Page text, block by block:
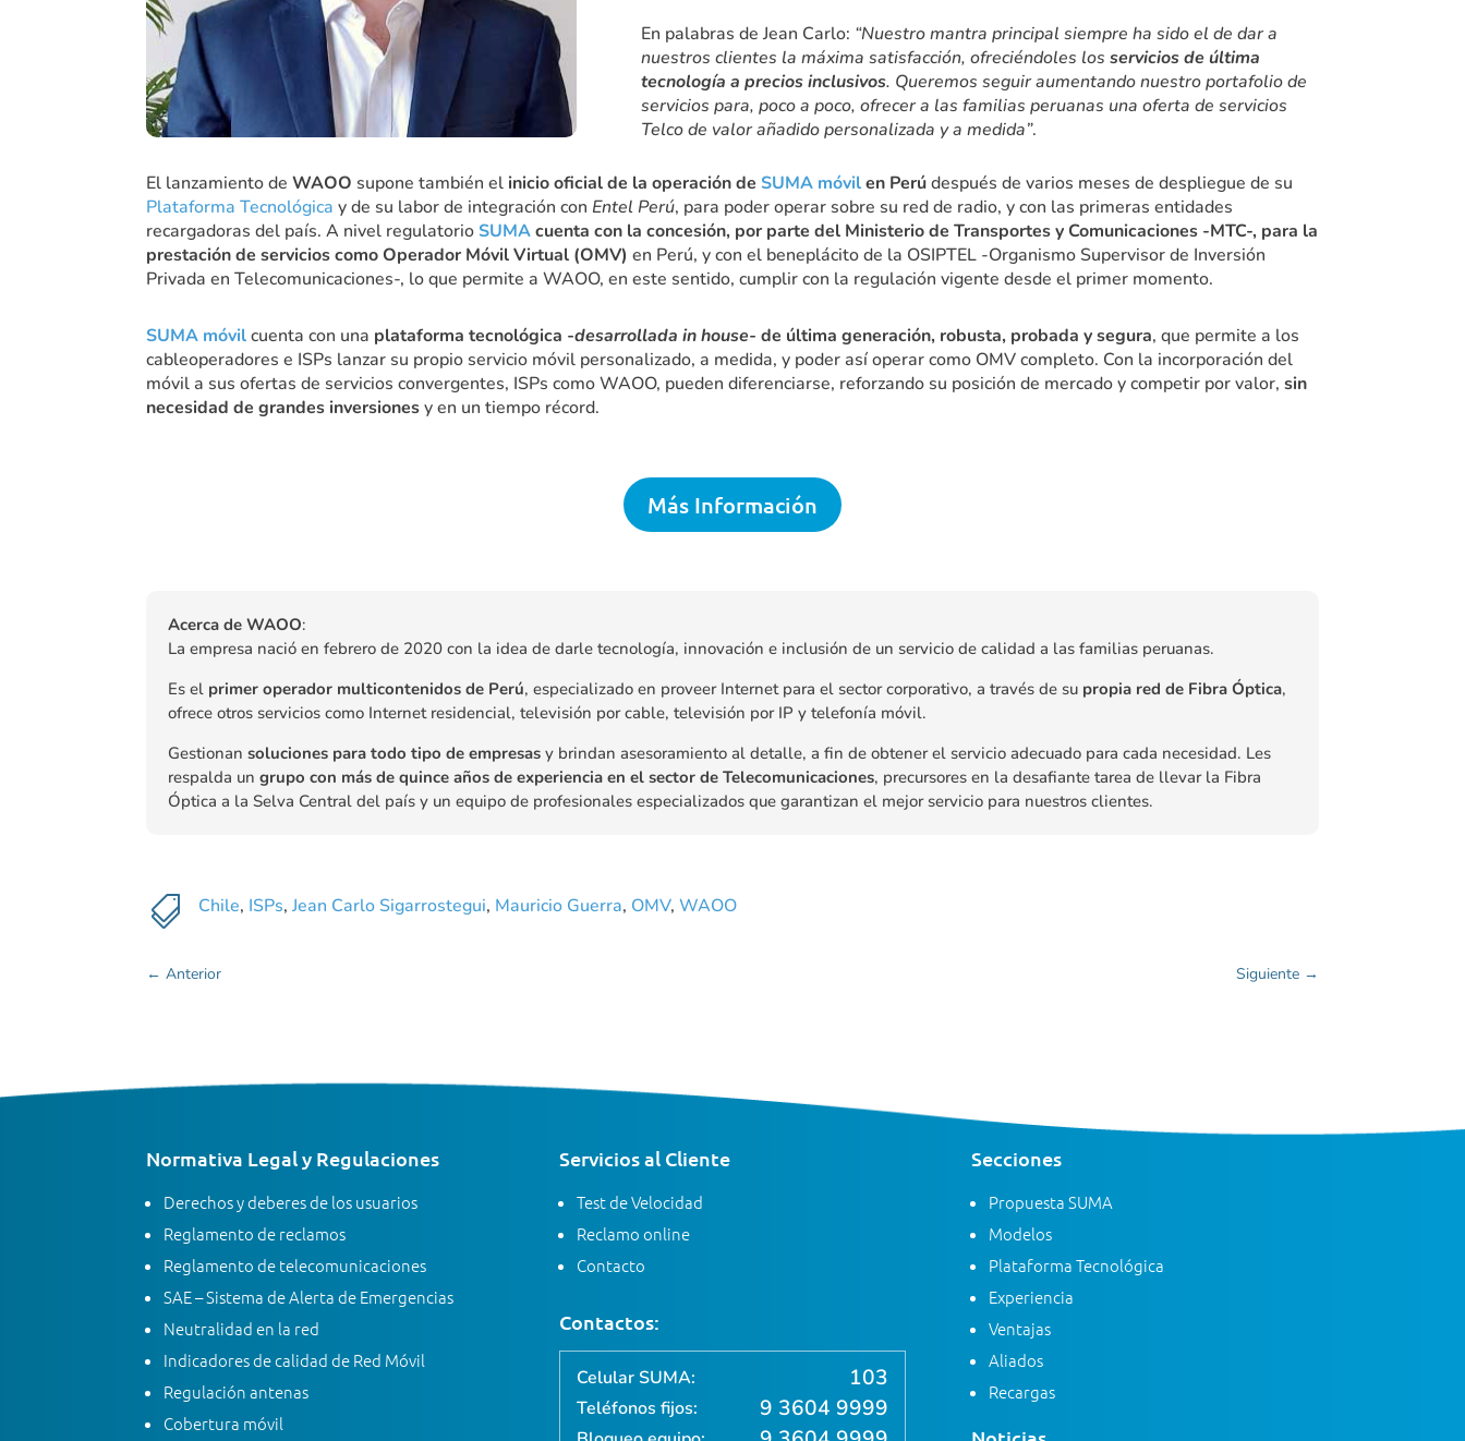
En palabras de Jean Carlo: “Nuestro mantra principal siempre ha sido el de dar a
nuestros clientes la máxima satisfacción, ofreciéndoles losservicios de última
tecnología a precios inclusivos. Queremos seguir aumentando nuestro portafolio de
servicios para, poco a poco, ofrecer a las familias peruanas una oferta de servicios
Telco de valor añadido personalizada y a medida”.
El lanzamiento deWAOO supone también el inicio oficial de la operación deSUMA móvilen Perúdespués de varios meses de despliegue de su
Plataforma Tecnológica y de su labor de integración con Entel Perú, para poder operar sobre su red de radio, y con las primeras entidades
recargadoras del país. A nivel regulatorioSUMA cuenta con la concesión, por parte del Ministerio de Transportes y Comunicaciones -MTC-, para la
prestación de servicios como Operador Móvil Virtual (OMV) en Perú, y con el beneplácito de la OSIPTEL -Organismo Supervisor de Inversión
Privada en Telecomunicaciones-, lo que permite a WAOO, en este sentido, cumplir con la regulación vigente desde el primer momento.
SUMA móvilcuenta con una plataforma tecnológica -desarrollada in house- de última generación, robusta, probada y segura, que permite a los
cableoperadores e ISPs lanzar su propio servicio móvil personalizado, a medida, y poder así operar como OMV completo. Con la incorporación del
móvil a sus ofertas de servicios convergentes, ISPs como WAOO, pueden diferenciarse, reforzando su posición de mercado y competir por valor,sin
necesidad de grandes inversionesy en un tiempo récord.
Más Información
Acerca de WAOO:
La empresa nació en febrero de 2020 con la idea de darle tecnología, innovación e inclusión de un servicio de calidad a las familias peruanas.
Es el primer operador multicontenidos de Perú, especializado en proveer Internet para el sector corporativo, a través de su propia red de Fibra Óptica,
ofrece otros servicios como Internet residencial, televisión por cable, televisión por IP y telefonía móvil.
Gestionansoluciones para todo tipo de empresas y brindan asesoramiento al detalle, a fin de obtener el servicio adecuado para cada necesidad. Les
respalda ungrupo con más de quince años de experiencia en el sector de Telecomunicaciones, precursores en la desafiante tarea de llevar la Fibra
Óptica a la Selva Central del país y un equipo de profesionales especializados que garantizan el mejor servicio para nuestros clientes.
 Chile, ISPs, Jean Carlo Sigarrostegui, Mauricio Guerra, OMV, WAOO
←Anterior Siguiente→
Normativa Legal y Regulaciones
Derechos y deberes de los usuarios
Reglamento de reclamos
Reglamento de telecomunicaciones
SAE – Sistema de Alerta de Emergencias
Neutralidad en la red
Indicadores de calidad de Red Móvil
Regulación antenas
Cobertura móvil
Servicios al Cliente
Test de Velocidad
Reclamo online
Contacto
Contactos:
Celular SUMA: 103
Teléfonos fijos: 9 3604 9999
Secciones
Propuesta SUMA
Modelos
Plataforma Tecnológica
Experiencia
Ventajas
Aliados
Recargas